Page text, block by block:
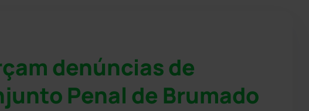
denúncias de
Penal de Brumado